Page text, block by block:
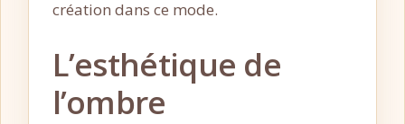
création dans ce mode.
L’esthétique de
l’ombre